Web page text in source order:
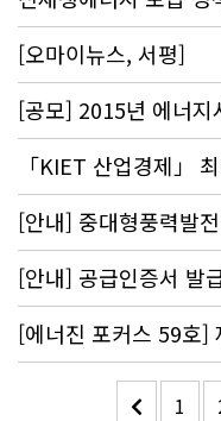
[오마이뉴스, 서평]
[공모] 2015년 에너지
[안내] 중대형풍력발
1